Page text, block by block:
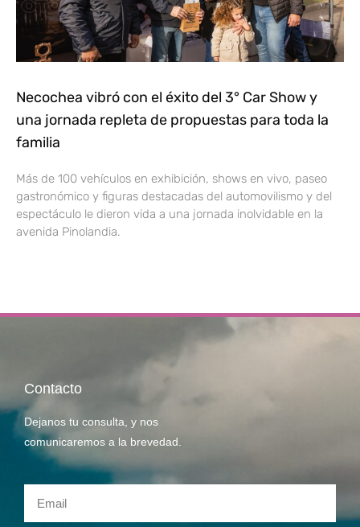
Necochea vibró con el éxito del 3° Car Show y
una jornada repleta de propuestas para toda la
familia
Más de 100 vehículos en exhibición, shows en vivo, paseo
gastronómico y figuras destacadas del automovilismo y del
espectáculo le dieron vida a una jornada inolvidable en la
avenida Pinolandia.
Contacto
Dejanos tu consulta, y nos
comunicaremos a la brevedad.